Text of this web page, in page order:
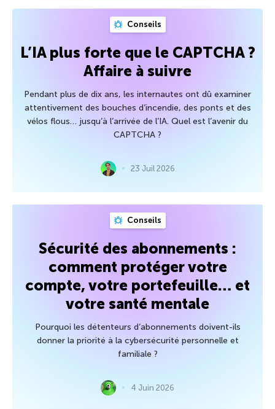
Conseils
L’IA plus forte que le CAPTCHA ?
Affaire à suivre
Pendant plus de dix ans, les internautes ont dû examiner
attentivement des bouches d’incendie, des ponts et des
vélos flous… jusqu’à l’arrivée de l’IA. Quel est l’avenir du
CAPTCHA ?
23 Juil 2026
Conseils
Sécurité des abonnements :
comment protéger votre
compte, votre portefeuille… et
votre santé mentale
Pourquoi les détenteurs d’abonnements doivent-ils
donner la priorité à la cybersécurité personnelle et
familiale ?
4 Juin 2026